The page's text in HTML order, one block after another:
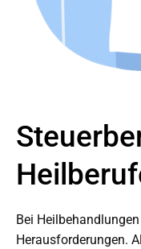
Bei
Herausforderungen.